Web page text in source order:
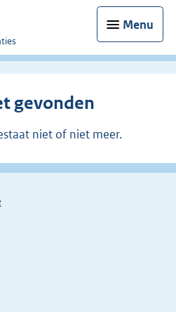
Menu
gevonden
niet of niet meer.